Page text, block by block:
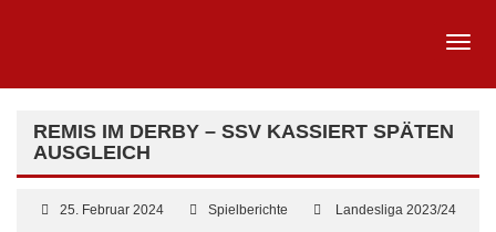
REMIS IM DERBY – SSV KASSIERT SPÄTEN
AUSGLEICH
25. Februar 2024 Spielberichte Landesliga 2023/24